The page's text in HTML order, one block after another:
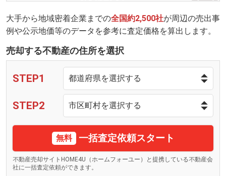
大手から地域密着企業までの全国約2,500社が周辺の売出事
例や公示地価等のデータを参考に査定価格を算出します。
売却する不動産の住所を選択
STEP1
STEP2
無料 一括査定依頼スタート
不動産売却サイトHOME4U（ホームフォーユー）と提携している不動産会
社に一括査定依頼ができます。